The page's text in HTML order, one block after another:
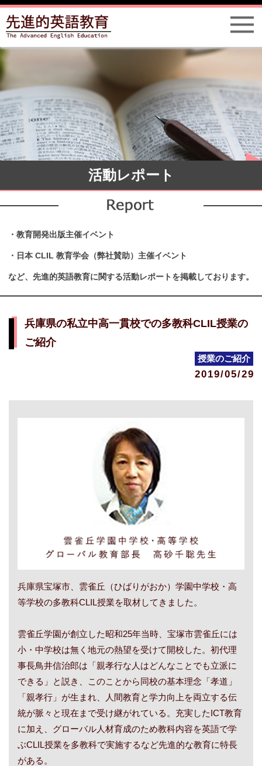
活動レポート
・教育開発出版主催イベント
・日本 CLIL 教育学会（弊社賛助）主催イベント
など、先進的英語教育に関する活動レポートを掲載しております。
兵庫県の私立中高一貫校での多教科CLIL授業の
ご紹介
授業のご紹介
2019/05/29
兵庫県宝塚市、雲雀丘（ひばりがおか）学園中学校・高
等学校の多教科CLIL授業を取材してきました。
雲雀丘学園が創立した昭和25年当時、宝塚市雲雀丘には
小・中学校は無く地元の熱望を受けて開校した。初代理
事長鳥井信治郎は「親孝行な人はどんなことでも立派に
できる」と説き、このことから同校の基本理念「孝道」
「親孝行」が生まれ、人間教育と学力向上を両立する伝
統が脈々と現在まで受け継がれている。充実したICT教育
に加え、グローバル人材育成のため教科内容を英語で学
ぶCLIL授業を多教科で実施するなど先進的な教育に特長
がある。